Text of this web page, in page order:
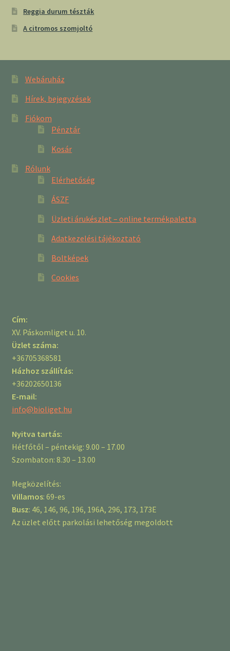
Reggia durum tészták
A citromos szomjoltó
Webáruház
Hírek, bejegyzések
Fiókom
Pénztár
Kosár
Rólunk
Elérhetőség
ÁSZF
Üzleti árukészlet – online termékpaletta
Adatkezelési tájékoztató
Boltképek
Cookies
Cím:
XV. Páskomliget u. 10.
Üzlet száma:
+36705368581
Házhoz szállítás:
+36202650136
E-mail:
info@bioliget.hu
Nyitva tartás:
Hétfőtől – péntekig: 9.00 – 17.00
Szombaton: 8.30 – 13.00
Megközelítés:
Villamos: 69-es
Busz: 46, 146, 96, 196, 196A, 296, 173, 173E
Az üzlet előtt parkolási lehetőség megoldott